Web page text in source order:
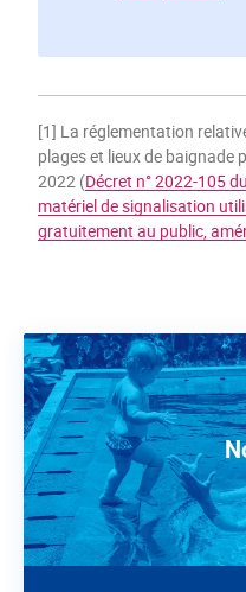
[1] La réglementation
plages et lieux de baignade
2022 (Décret n° 2022-105
matériel de signalisation
gratuitement au public,